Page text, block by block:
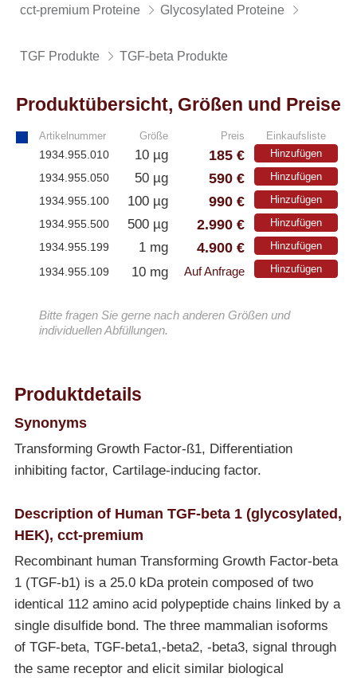
cct-premium Proteine Glycosylated Proteine
TGF Produkte TGF-beta Produkte
Produktübersicht, Größen und Preise
Artikelnummer Größe Preis Einkaufsliste
1934.955.010 10 µg 185 € Hinzufügen
1934.955.050 50 µg 590 € Hinzufügen
1934.955.100 100 µg 990 € Hinzufügen
1934.955.500 500 µg 2.990 € Hinzufügen
1934.955.199 1 mg 4.900 € Hinzufügen
1934.955.109 10 mg Auf Anfrage Hinzufügen
Bitte fragen Sie gerne nach anderen Größen und
individuellen Abfüllungen.
Produktdetails
Synonyms
Transforming Growth Factor-ß1, Differentiation
inhibiting factor, Cartilage-inducing factor.
Description of Human TGF-beta 1 (glycosylated,
HEK), cct-premium
Recombinant human Transforming Growth Factor-beta
1 (TGF-b1) is a 25.0 kDa protein composed of two
identical 112 amino acid polypeptide chains linked by a
single disulfide bond. The three mammalian isoforms
of TGF-beta, TGF-beta1,-beta2, -beta3, signal through
the same receptor and elicit similar biological